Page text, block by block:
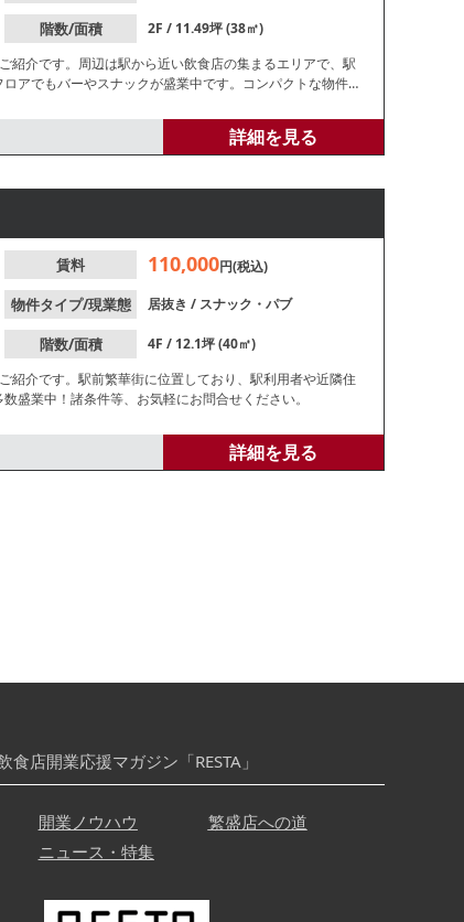
階数/面積
2F / 11.49坪 (38㎡)
紹介です。周辺は駅から近い飲食店の集まるエリアで、駅
アでもバーやスナックが盛業中です。コンパクトな物件で
詳細を見る
賃料 110,000円(税込)
物件タイプ/現業態 居抜き / スナック・パブ
階数/面積
4F / 12.1坪 (40㎡)
紹介です。駅前繁華街に位置しており、駅利用者や近隣住
盛業中！諸条件等、お気軽にお問合せください。
詳細を見る
食店開業応援マガジン「RESTA」
開業ノウハウ
繁盛店への道
ニュース・特集